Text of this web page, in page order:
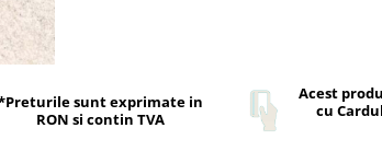
sunt exprimate in
RON si contin TVA
Acest
cu